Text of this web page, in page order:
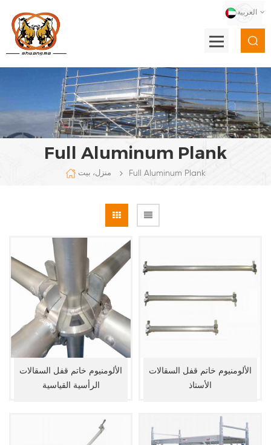
العربية
Full Aluminum Plank
منزل، بيت Full Aluminum Plank
الألومنيوم خاتم قفل السقالات
الرأسية القياسية
الألومنيوم خاتم قفل السقالات
الأستاذ